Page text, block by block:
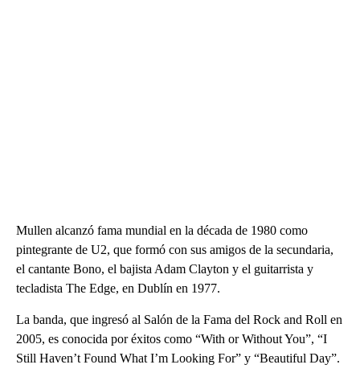
Mullen alcanzó fama mundial en la década de 1980 como
pintegrante de U2, que formó con sus amigos de la secundaria,
el cantante Bono, el bajista Adam Clayton y el guitarrista y
tecladista The Edge, en Dublín en 1977.
La banda, que ingresó al Salón de la Fama del Rock and Roll en
2005, es conocida por éxitos como “With or Without You”, “I
Still Haven’t Found What I’m Looking For” y “Beautiful Day”.